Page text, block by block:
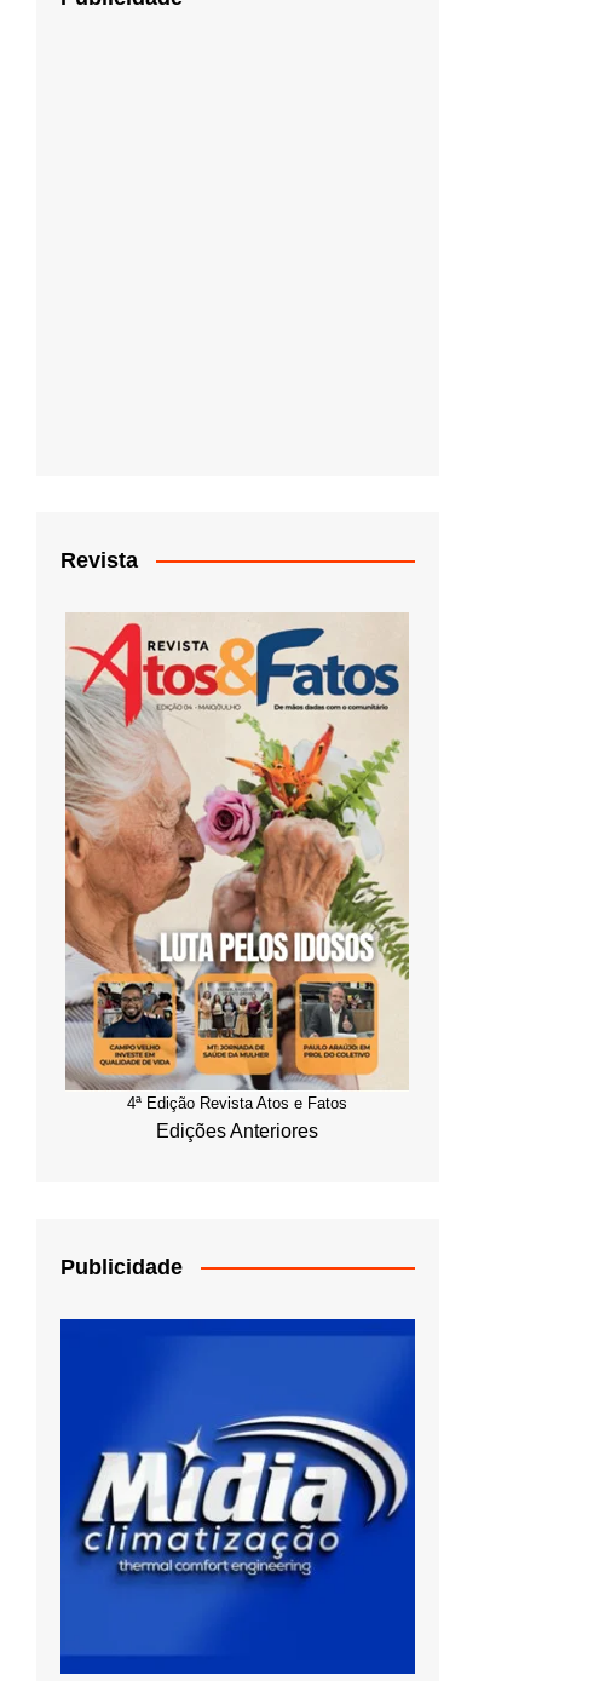
Revista
4ª Edição Revista Atos e Fatos
Edições Anteriores
Publicidade